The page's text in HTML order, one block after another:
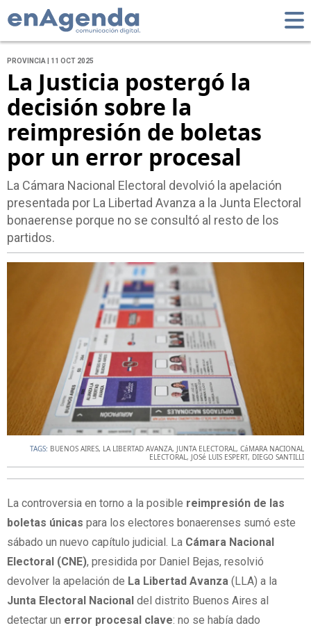
PROVINCIA | 11 OCT 2025
La Justicia postergó la
decisión sobre la
reimpresión de boletas
por un error procesal
La Cámara Nacional Electoral devolvió la apelación
presentada por La Libertad Avanza a la Junta Electoral
bonaerense porque no se consultó al resto de los
partidos.
TAGS: BUENOS AIRES, LA LIBERTAD AVANZA, JUNTA ELECTORAL, CáMARA NACIONAL
ELECTORAL, JOSé LUIS ESPERT, DIEGO SANTILLI
La controversia en torno a la posible reimpresión de las
boletas únicas para los electores bonaerenses sumó este
sábado un nuevo capítulo judicial. La Cámara Nacional
Electoral (CNE), presidida por Daniel Bejas, resolvió
devolver la apelación de La Libertad Avanza (LLA) a la
Junta Electoral Nacional del distrito Buenos Aires al
detectar un error procesal clave: no se había dado